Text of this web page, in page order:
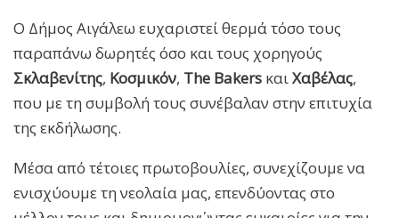
Ο Δήμος Αιγάλεω ευχαριστεί θερμά τόσο τους
παραπάνω δωρητές όσο και τους χορηγούς
Σκλαβενίτης, Κοσμικόν, The Bakers καιΧαβέλας,
που με τη συμβολή τους συνέβαλαν στην επιτυχία
της εκδήλωσης.
Μέσα από τέτοιες πρωτοβουλίες, συνεχίζουμε να
ενισχύουμε τη νεολαία μας, επενδύοντας στο